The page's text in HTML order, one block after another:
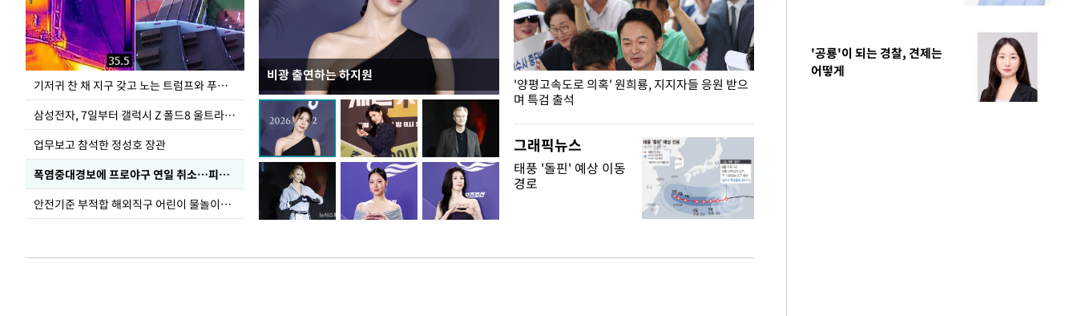
기저귀 찬 채 지구 갖고 노는 트럼프와 푸틴 형상 미로
삼성전자, 7일부터 갤럭시 Z 폴드8 울트라·폴드8·플립8 출시
업무보고 참석한 정성호 장관
폭염중대경보에 프로야구 연일 취소…피칭 연습장 '52도'
안전기준 부적합 해외직구 어린이 물놀이용품 판매 중단 요청한 서울시
비광 출연하는 하지원
이재명 대통령, "수사·기소 분리 관련 대비책 최
선 다해 강구해야"
'양평고속도로 의혹' 원희룡, 지지자들 응원 받으
며 특검 출석
장동혁 "李 대
하다"
그래픽뉴스
태풍 '돌핀' 예상 이동
경로
'공룡'이 되는 경찰, 견제는
어떻게